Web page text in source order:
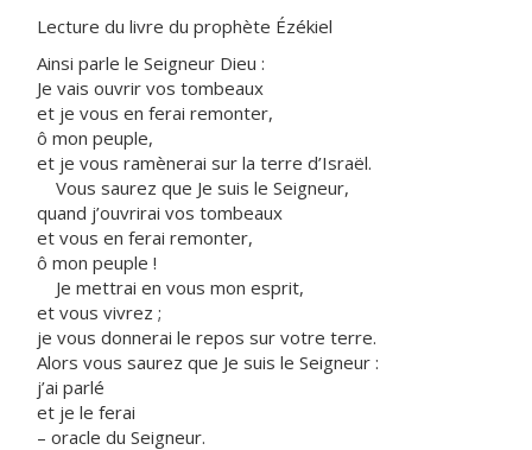
Lecture du livre du prophète Ézékiel
Ainsi parle le Seigneur Dieu :
Je vais ouvrir vos tombeaux
et je vous en ferai remonter,
ô mon peuple,
et je vous ramènerai sur la terre d’Israël.
Vous saurez que Je suis le Seigneur,
quand j’ouvrirai vos tombeaux
et vous en ferai remonter,
ô mon peuple !
Je mettrai en vous mon esprit,
et vous vivrez ;
je vous donnerai le repos sur votre terre.
Alors vous saurez que Je suis le Seigneur :
j’ai parlé
et je le ferai
– oracle du Seigneur.